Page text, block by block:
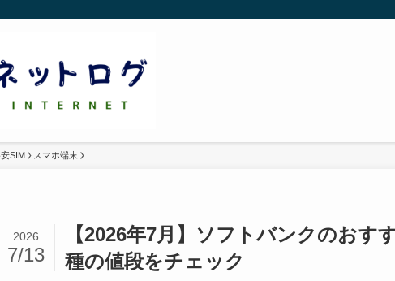
SIM スマホ端末
【2026年7月】ソフトバンクのお
種の値段をチェック
2026
7/13